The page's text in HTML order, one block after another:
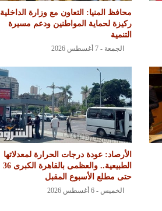
محافظ المنيا: التعاون مع وزارة الداخلية
ركيزة لحماية المواطنين ودعم مسيرة
التنمية
الجمعة - 7 أغسطس 2026
الأرصاد: عودة درجات الحرارة لمعدلاتها
الطبيعية.. والعظمى بالقاهرة الكبرى 36
حتى مطلع الأسبوع المقبل
الخميس - 6 أغسطس 2026